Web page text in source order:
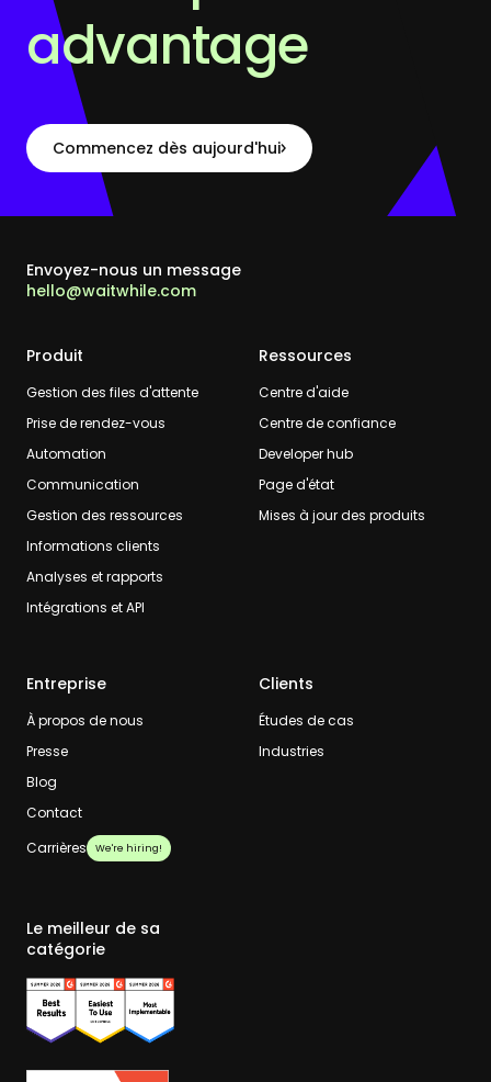
advantage
Commencez dès aujourd'hui
Envoyez-nous un message
hello@waitwhile.com
Produit
Gestion des files d'attente
Prise de rendez-vous
Automation
Communication
Gestion des ressources
Informations clients
Analyses et rapports
Intégrations et API
Ressources
Centre d'aide
Centre de confiance
Developer hub
Page d'état
Mises à jour des produits
Entreprise
À propos de nous
Presse
Blog
Contact
Carrières
We're hiring!
Clients
Études de cas
Industries
Le meilleur de sa
catégorie